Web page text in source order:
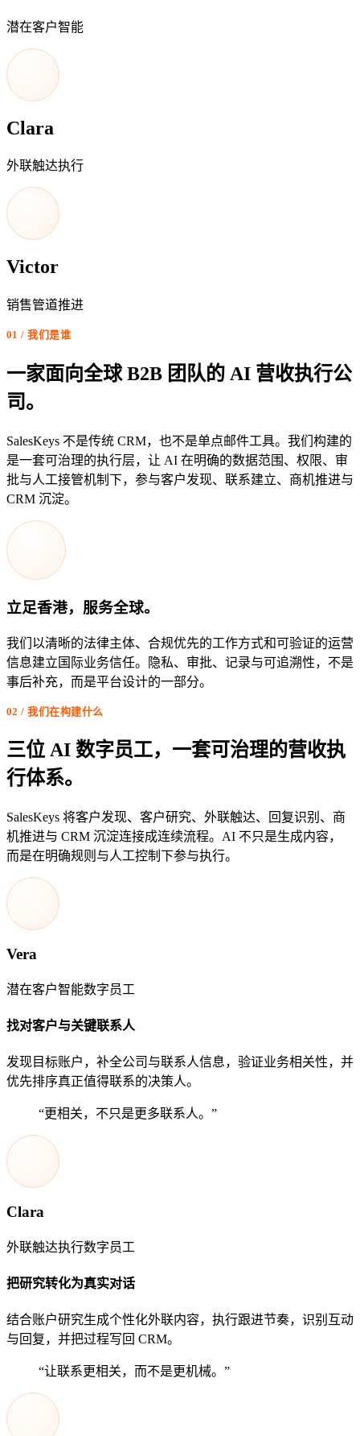
潜在客户智能
Clara
外联触达执行
Victor
销售管道推进
01 / 我们是谁
一家面向全球 B2B 团队的 AI 营收执行公
司。
SalesKeys 不是传统 CRM，也不是单点邮件工具。我们构建的
是一套可治理的执行层，让 AI 在明确的数据范围、权限、审
批与人工接管机制下，参与客户发现、联系建立、商机推进与
CRM 沉淀。
立足香港，服务全球。
我们以清晰的法律主体、合规优先的工作方式和可验证的运营
信息建立国际业务信任。隐私、审批、记录与可追溯性，不是
事后补充，而是平台设计的一部分。
02 / 我们在构建什么
三位 AI 数字员工，一套可治理的营收执
行体系。
SalesKeys 将客户发现、客户研究、外联触达、回复识别、商
机推进与 CRM 沉淀连接成连续流程。AI 不只是生成内容，
而是在明确规则与人工控制下参与执行。
Vera
潜在客户智能数字员工
找对客户与关键联系人
发现目标账户，补全公司与联系人信息，验证业务相关性，并
优先排序真正值得联系的决策人。
“更相关，不只是更多联系人。”
Clara
外联触达执行数字员工
把研究转化为真实对话
结合账户研究生成个性化外联内容，执行跟进节奏，识别互动
与回复，并把过程写回 CRM。
“让联系更相关，而不是更机械。”